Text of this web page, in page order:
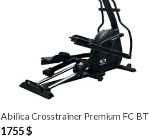
Abilica Crosstrainer Premium FC BT
1755 $